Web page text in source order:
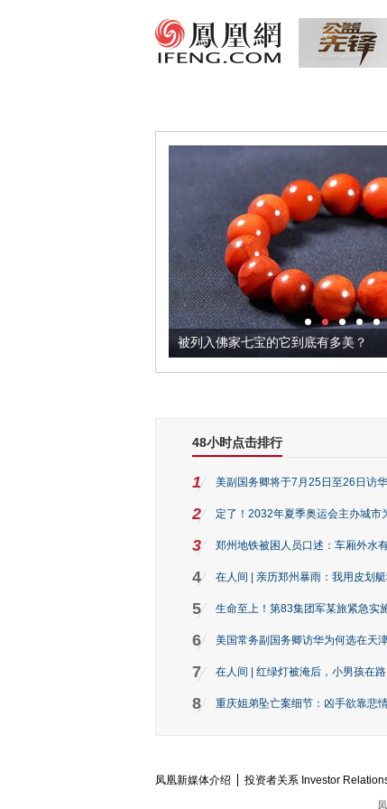
被列入佛家七宝的它到底有多美？
48小时点击排行
1 美副国务卿将于7月25日至26日访华
2 定了！2032年夏季奥运会主办城市
3 郑州地铁被困人员口述：车厢外水
4 在人间 | 亲历郑州暴雨：我用皮划
5 生命至上！第83集团军某旅紧急实
6 美国常务副国务卿访华为何选在天
7 在人间 | 红绿灯被淹后，小男孩在
8 重庆姐弟坠亡案细节：凶手欲靠悲
凤凰新媒体介绍 投资者关系 Investor